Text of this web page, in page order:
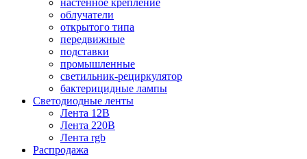
настенное крепление
облучатели
открытого типа
передвижные
подставки
промышленные
светильник-рециркулятор
бактерицидные лампы
Светодиодные ленты
Лента 12В
Лента 220В
Лента rgb
Распродажа